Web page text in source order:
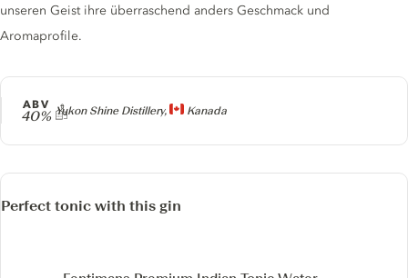
Producer
Yukon Shine Distillery, Kanada
ABV
40%
unseren Geist ihre überraschend anders Geschmack und
Aromaprofile.
Perfect tonic with this gin